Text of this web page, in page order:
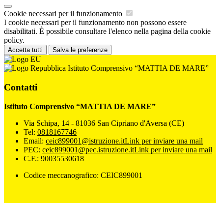
Cookie necessari per il funzionamento
I cookie necessari per il funzionamento non possono essere
disabilitati. È possibile consultare l'elenco nella pagina della cookie
policy.
Accetta tutti Salva le preferenze
Istituto Comprensivo “MATTIA DE MARE”
Contatti
Istituto Comprensivo “MATTIA DE MARE”
Via Schipa, 14 - 81036 San Cipriano d'Aversa (CE)
Tel: 0818167746
Email: ceic899001@istruzione.itLink per inviare una mail
PEC: ceic899001@pec.istruzione.itLink per inviare una mail
C.F.: 90035530618
Codice meccanografico: CEIC899001